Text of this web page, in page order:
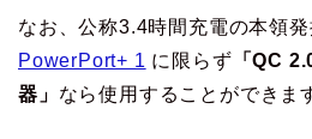
なお、公称3.4時間充電の本領
PowerPort+ 1 に限らず 「QC
器」 なら使用することができま